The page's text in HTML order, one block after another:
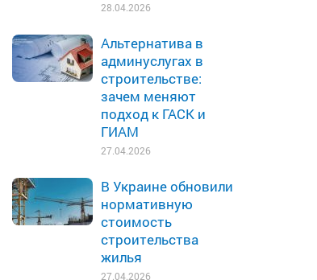
28.04.2026
Альтернатива в
админуслугах в
строительстве:
зачем меняют
подход к ГАСК и
ГИАМ
27.04.2026
В Украине обновили
нормативную
стоимость
строительства
жилья
27.04.2026